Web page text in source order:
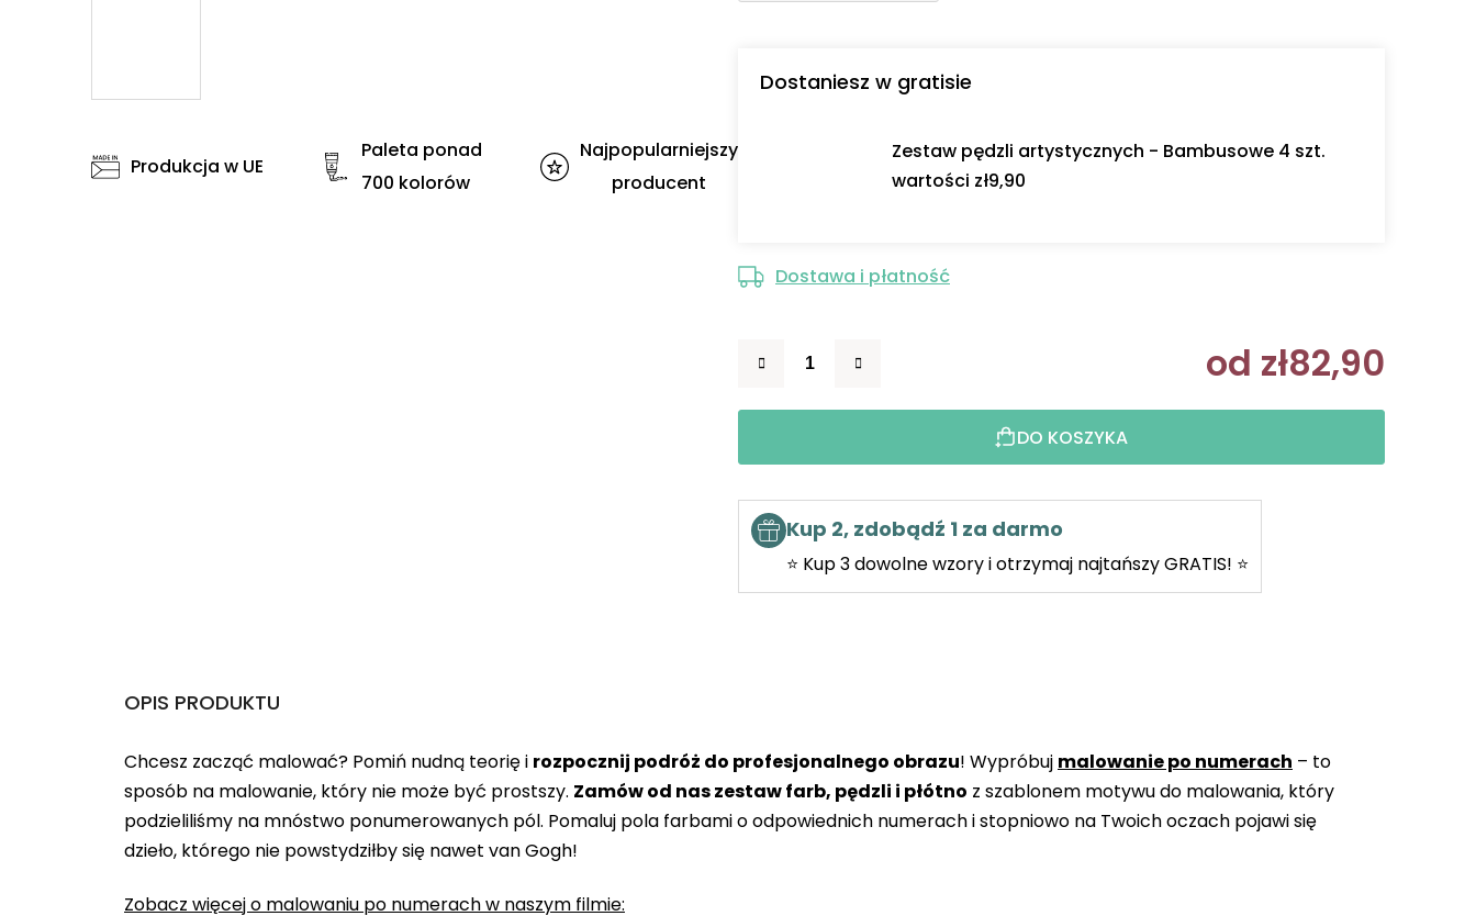
Dostaniesz w gratisie
Zestaw pędzli artystycznych - Bambusowe 4 szt.
wartości zł9,90
Dostawa i płatność
od zł82,90
DO KOSZYKA
Kup 2, zdobądź 1 za darmo
⭐ Kup 3 dowolne wzory i otrzymaj najtańszy GRATIS! ⭐
Produkcja w UE
Paleta ponad
700 kolorów
Najpopularniejszy
producent
OPIS PRODUKTU
Chcesz zacząć malować? Pomiń nudną teorię i rozpocznij podróż do profesjonalnego obrazu! Wypróbuj malowanie po numerach – to
sposób na malowanie, który nie może być prostszy. Zamów od nas zestaw farb, pędzli i płótno z szablonem motywu do malowania, który
podzieliliśmy na mnóstwo ponumerowanych pól. Pomaluj pola farbami o odpowiednich numerach i stopniowo na Twoich oczach pojawi się
dzieło, którego nie powstydziłby się nawet van Gogh!
Zobacz więcej o malowaniu po numerach w naszym filmie: